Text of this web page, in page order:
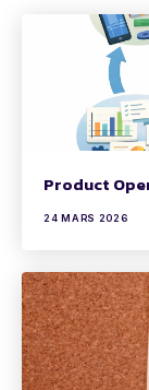
Product
24 MARS 2026